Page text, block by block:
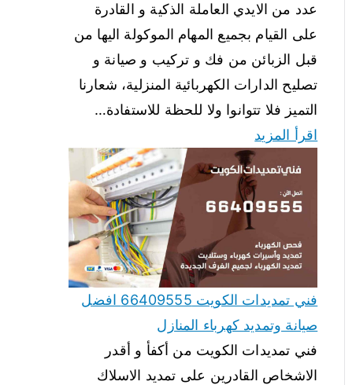
عدد من الايدي العاملة الذكية و القادرة
على القيام بجميع المهام الموكولة اليها من
قبل الزبائن من فك و تركيب و صيانة و
تصليح الدارات الكهربائية المنزلية، شعارنا
التميز فلا تتوانوا ولا للحظة للاستفادة…
اقرأ المزيد
فني تمديدات الكويت 66409555 افضل
صيانة وتمديد كهرباء المنازل
فني تمديدات الكويت من أكفأ و أقدر
الاشخاص القادرين على تمديد الاسلاك